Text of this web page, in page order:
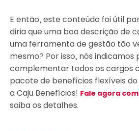
E então, este conteúdo foi útil
diria que uma boa descrição de
uma ferramenta de gestão tão
mesmo? Por isso, nós indicamos
complementar todos os cargos
pacote de benefícios flexíveis
a Caju Benefícios! Fale agora
saiba os detalhes.